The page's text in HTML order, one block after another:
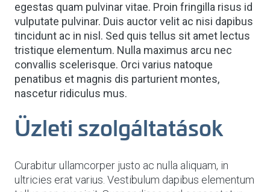
egestas quam pulvinar vitae. Proin fringilla risus id
vulputate pulvinar. Duis auctor velit ac nisi dapibus
tincidunt ac in nisl. Sed quis tellus sit amet lectus
tristique elementum. Nulla maximus arcu nec
convallis scelerisque. Orci varius natoque
penatibus et magnis dis parturient montes,
nascetur ridiculus mus.
Üzleti szolgáltatások
Curabitur ullamcorper justo ac nulla aliquam, in
ultricies erat varius. Vestibulum dapibus elementum